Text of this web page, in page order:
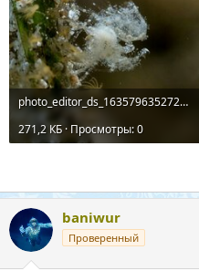
photo_editor_ds_1635796352724.jpg
271,2 КБ · Просмотры: 0
baniwur
Проверенный